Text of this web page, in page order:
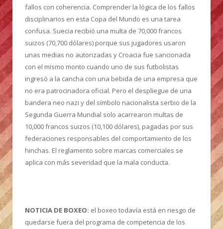
fallos con coherencia. Comprender la lógica de los fallos
disciplinarios en esta Copa del Mundo es una tarea
confusa. Suecia recibió una multa de 70,000 francos
suizos (70,700 dólares) porque sus jugadores usaron
unas medias no autorizadas y Croacia fue sancionada
con el mismo monto cuando uno de sus futbolistas
ingresó a la cancha con una bebida de una empresa que
no era patrocinadora oficial. Pero el despliegue de una
bandera neo nazi y del símbolo nacionalista serbio de la
Segunda Guerra Mundial solo acarrearon multas de
10,000 francos suizos (10,100 dólares), pagadas por sus
federaciones responsables del comportamiento de los
hinchas. El reglamento sobre marcas comerciales se
aplica con más severidad que la mala conducta.
NOTICIA DE BOXEO: el boxeo todavía está en riesgo de
quedarse fuera del programa de competencia de los